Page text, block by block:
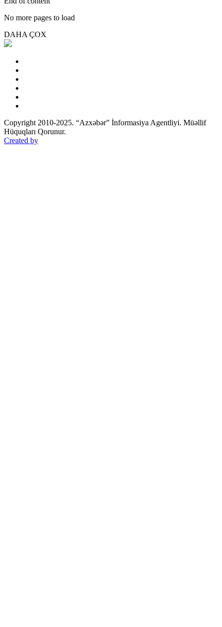
No more pages to load
DAHA ÇOX
Copyright 2010-2025. “Azxəbər” İnformasiya Agentliyi. Müəllif
Hüquqları Qorunur.
Created by